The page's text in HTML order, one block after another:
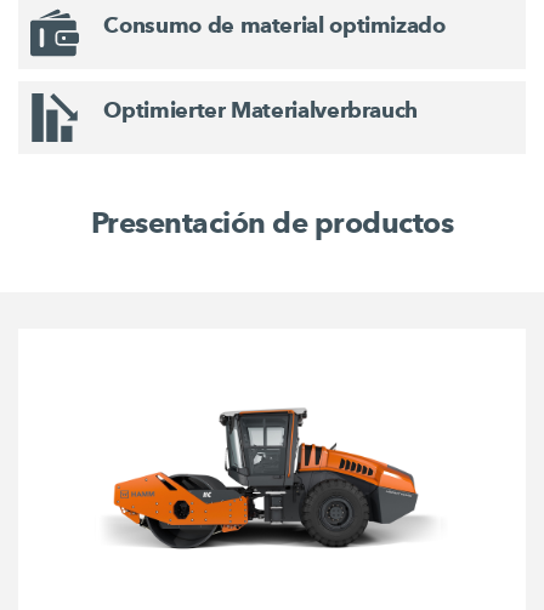
Consumo de material optimizado
Optimierter Materialverbrauch
Presentación de productos